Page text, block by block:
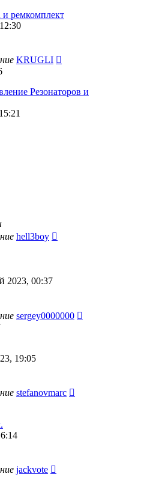
и ремкомплект
KRUGLI
Резонаторов и
hell3boy
2023, 00:37
sergey0000000
19:05
stefanovmarc
jackvote